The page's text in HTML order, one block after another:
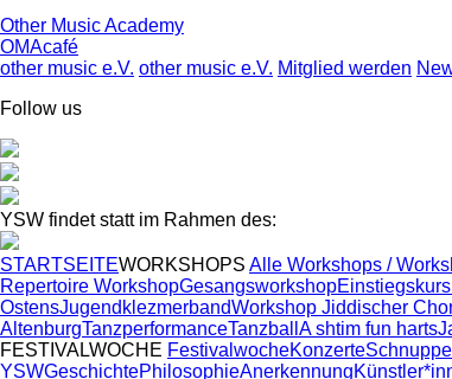
Other Music Academy
OMAcafé
other music e.V. other music e.V. Mitglied werden
Follow us
YSW findet statt im Rahmen des:
STARTSEITEWORKSHOPS Alle Workshops /
Repertoire WorkshopGesangsworkshop
OstensJugendklezmerbandWorkshop Jiddischer
AltenburgTanzperformanceTanzball A shtim fun harts
FESTIVALWOCHE FestivalwocheKonzerte
YSWGeschichtePhilosophieAnerkennung